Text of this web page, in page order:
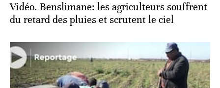
Vidéo. Benslimane: les agriculteurs souffrent
du retard des pluies et scrutent le ciel